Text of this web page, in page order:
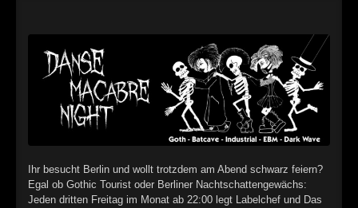
►
►
Ihr besucht Berlin und wollt trotzdem am Abend schwarz feiern?
Egal ob Gothic Tourist oder Berliner Nachtschattengewächs:
Jeden dritten Freitag im Monat ab 22:00 legt Labelchef und Das